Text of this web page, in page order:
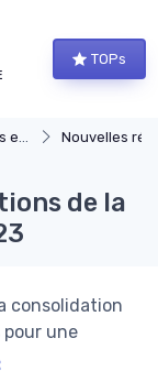
TOPs
Nouvelles
de la
consolidation
une